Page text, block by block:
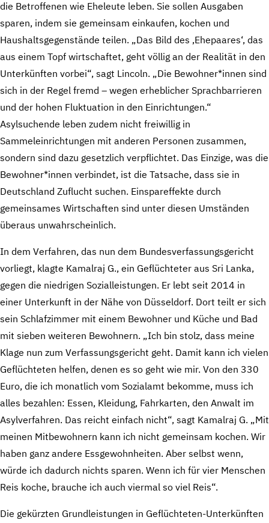
die Betroffenen wie Eheleute leben. Sie sollen Ausgaben
sparen, indem sie gemeinsam einkaufen, kochen und
Haushaltsgegenstände teilen. „Das Bild des ‚Ehepaares‘, das
aus einem Topf wirtschaftet, geht völlig an der Realität in den
Unterkünften vorbei“, sagt Lincoln. „Die Bewohner*innen sind
sich in der Regel fremd – wegen erheblicher Sprachbarrieren
und der hohen Fluktuation in den Einrichtungen.“
Asylsuchende leben zudem nicht freiwillig in
Sammeleinrichtungen mit anderen Personen zusammen,
sondern sind dazu gesetzlich verpflichtet. Das Einzige, was die
Bewohner*innen verbindet, ist die Tatsache, dass sie in
Deutschland Zuflucht suchen. Einspareffekte durch
gemeinsames Wirtschaften sind unter diesen Umständen
überaus unwahrscheinlich.
In dem Verfahren, das nun dem Bundesverfassungsgericht
vorliegt, klagte Kamalraj G., ein Geflüchteter aus Sri Lanka,
gegen die niedrigen Sozialleistungen. Er lebt seit 2014 in
einer Unterkunft in der Nähe von Düsseldorf. Dort teilt er sich
sein Schlafzimmer mit einem Bewohner und Küche und Bad
mit sieben weiteren Bewohnern. „Ich bin stolz, dass meine
Klage nun zum Verfassungsgericht geht. Damit kann ich vielen
Geflüchteten helfen, denen es so geht wie mir. Von den 330
Euro, die ich monatlich vom Sozialamt bekomme, muss ich
alles bezahlen: Essen, Kleidung, Fahrkarten, den Anwalt im
Asylverfahren. Das reicht einfach nicht“, sagt Kamalraj G. „Mit
meinen Mitbewohnern kann ich nicht gemeinsam kochen. Wir
haben ganz andere Essgewohnheiten. Aber selbst wenn,
würde ich dadurch nichts sparen. Wenn ich für vier Menschen
Reis koche, brauche ich auch viermal so viel Reis“.
Die gekürzten Grundleistungen in Geflüchteten-Unterkünften